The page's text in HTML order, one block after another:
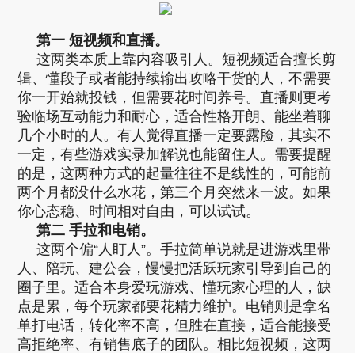
第一 短视频和直播。
这两类本质上靠内容吸引人。短视频适合擅长剪
辑、懂段子或者能持续输出攻略干货的人，不需要
你一开始就投钱，但需要花时间养号。直播则更考
验临场互动能力和耐心，适合性格开朗、能坐着聊
几个小时的人。有人觉得直播一定要露脸，其实不
一定，有些游戏实录加解说也能留住人。需要提醒
的是，这两种方式的起量往往不是线性的，可能前
两个月都没什么水花，第三个月突然来一波。如果
你心态稳、时间相对自由，可以试试。
第二 手拉和电销。
这两个偏“人盯人”。手拉简单说就是进游戏里带
人、陪玩、建公会，慢慢把活跃玩家引导到自己的
圈子里。适合本身爱玩游戏、懂玩家心理的人，缺
点是累，每个玩家都要花精力维护。电销则是拿名
单打电话，转化率不高，但胜在直接，适合能接受
高拒绝率、有销售底子的团队。相比短视频，这两